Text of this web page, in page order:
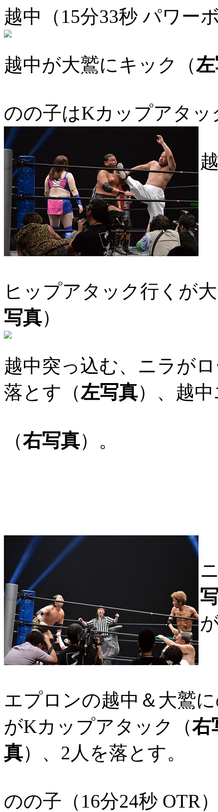
越中（15分33秒 パワー
越中が大鷲にキック（
のの子はKカップアタッ
ヒップアタック行くが
写真）
越中突っ込む、ニラが
落とす（左写真）、越
（右写真）。
エプロンの越中＆大鷲
がKカップアタック（右
真）、2人を落とす。
のの子（16分24秒 OTR